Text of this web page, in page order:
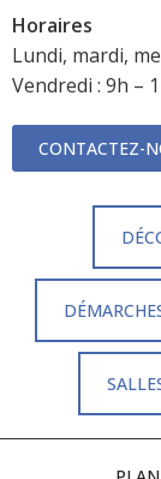
Horaires
Lundi, mardi,
Vendredi : 9h –
CONTACTEZ-